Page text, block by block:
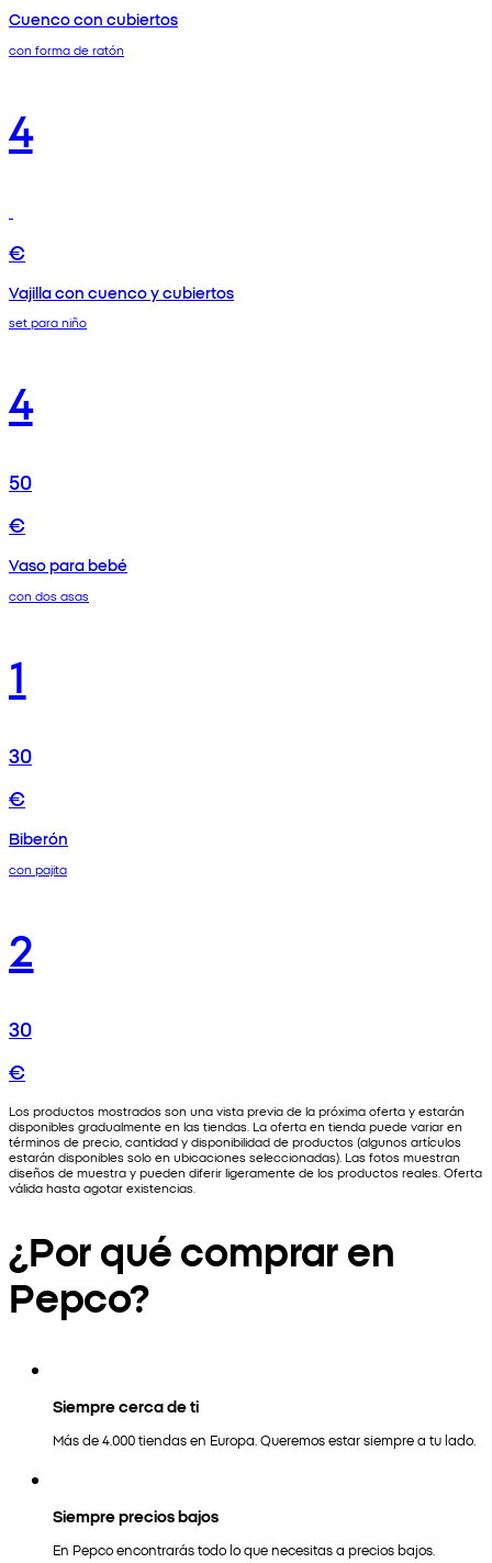
Cuenco con cubiertos
con forma de ratón
4
€
Vajilla con cuenco y cubiertos
set para niño
4
50
€
Vaso para bebé
con dos asas
1
30
€
Biberón
con pajita
2
30
€
Los productos mostrados son una vista previa de la próxima oferta y estarán
disponibles gradualmente en las tiendas. La oferta en tienda puede variar en
términos de precio, cantidad y disponibilidad de productos (algunos artículos
estarán disponibles solo en ubicaciones seleccionadas). Las fotos muestran
diseños de muestra y pueden diferir ligeramente de los productos reales. Oferta
válida hasta agotar existencias.
¿Por qué comprar en
Pepco?
Siempre cerca de ti
Más de 4.000 tiendas en Europa. Queremos estar siempre a tu lado.
Siempre precios bajos
En Pepco encontrarás todo lo que necesitas a precios bajos.